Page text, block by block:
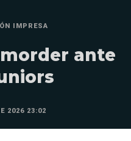
IMPRESA
ante
2026 23:02